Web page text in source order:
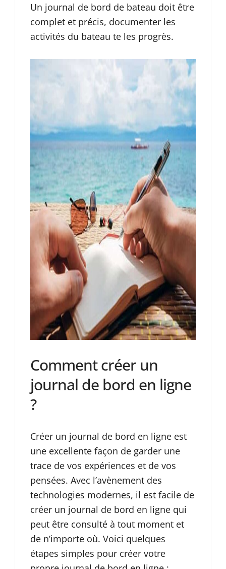
Un journal de bord de bateau doit être
complet et précis, documenter les
activités du bateau te les progrès.
Comment créer un
journal de bord en ligne
?
Créer un journal de bord en ligne est
une excellente façon de garder une
trace de vos expériences et de vos
pensées. Avec l’avènement des
technologies modernes, il est facile de
créer un journal de bord en ligne qui
peut être consulté à tout moment et
de n’importe où. Voici quelques
étapes simples pour créer votre